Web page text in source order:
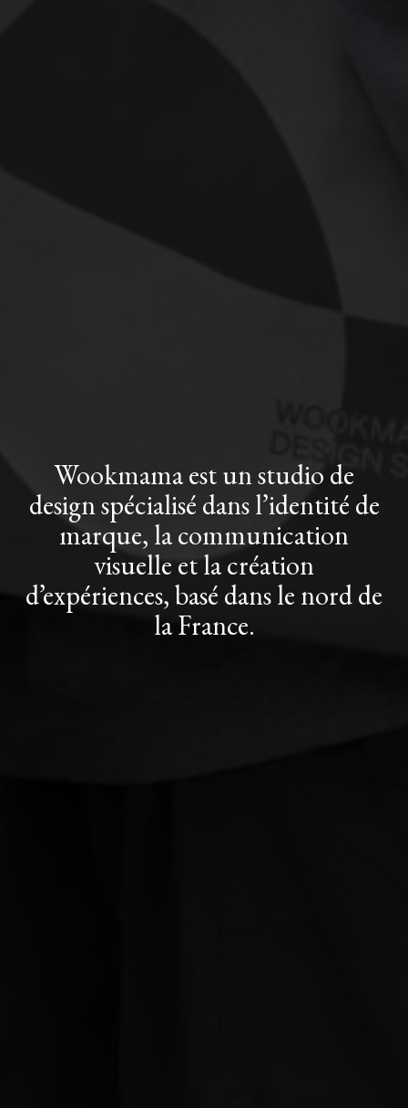
Wookmama est un studio de
design spécialisé dans l’identité de
marque, la communication
visuelle et la création
d’expériences, basé dans le nord de
la France.